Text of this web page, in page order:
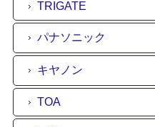
TRIGATE
パナソニック
キヤノン
TOA